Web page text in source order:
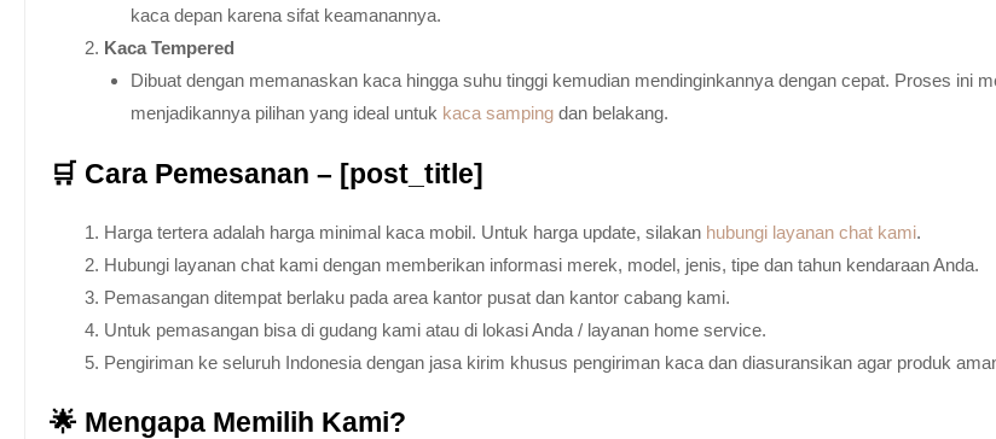
kaca depan karena sifat keamanannya.
Kaca Tempered
Dibuat dengan memanaskan kaca hingga suhu tinggi kemudian mendinginkannya dengan cepat. Proses ini
menjadikannya pilihan yang ideal untuk kaca samping dan belakang.
🛒 Cara Pemesanan – [post_title]
Harga tertera adalah harga minimal kaca mobil. Untuk harga update, silakan hubungi layanan chat kami.
Hubungi layanan chat kami dengan memberikan informasi merek, model, jenis, tipe dan tahun kendaraan Anda.
Pemasangan ditempat berlaku pada area kantor pusat dan kantor cabang kami.
Untuk pemasangan bisa di gudang kami atau di lokasi Anda / layanan home service.
Pengiriman ke seluruh Indonesia dengan jasa kirim khusus pengiriman kaca dan diasuransikan agar produk
🌟 Mengapa Memilih Kami?